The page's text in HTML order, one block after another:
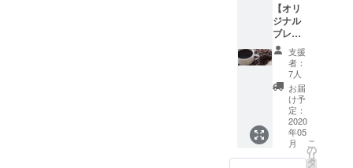
郵送に
てお届
けしま
す。 ま
たコタ
ローの
経過報
告をお
送りさ
せてい
ただき
ます。
※写真は
【オリ
ジナル
ブレン
ド 豆
50g】
今回の
ために
作った
オリジ
ナルブ
レンド
「コタ
ローブ
支援
者：
7人
お届
け予
定：
2020
年05
月
こ
の
リ
タ